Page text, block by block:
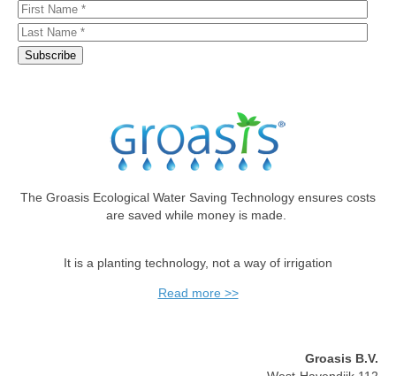
The Groasis Ecological Water Saving Technology ensures costs
are saved while money is made.
It is a planting technology, not a way of irrigation
Read more >>
Groasis B.V.